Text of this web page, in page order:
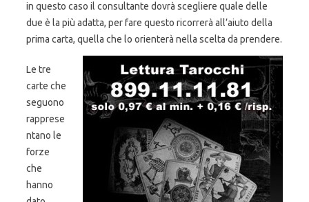
in questo caso il consultante dovrà scegliere quale delle
due è la più adatta, per fare questo ricorrerà all’aiuto della
prima carta, quella che lo orienterà nella scelta da prendere.
Le tre
carte che
seguono
rapprese
ntano le
forze
che
hanno